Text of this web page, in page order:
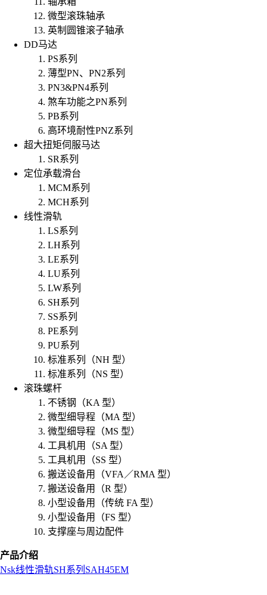
微型滚珠轴承
英制圆锥滚子轴承
DD马达
PS系列
薄型PN、PN2系列
PN3&PN4系列
煞车功能之PN系列
PB系列
高环境耐性PNZ系列
超大扭矩伺服马达
SR系列
定位承载滑台
MCM系列
MCH系列
线性滑轨
LS系列
LH系列
LE系列
LU系列
LW系列
SH系列
SS系列
PE系列
PU系列
标准系列（NH 型）
标准系列（NS 型）
滚珠螺杆
不锈钢（KA 型）
微型细导程（MA 型）
微型细导程（MS 型）
工具机用（SA 型）
工具机用（SS 型）
搬送设备用（VFA／RMA 型）
搬送设备用（R 型）
小型设备用（传统 FA 型）
小型设备用（FS 型）
支撑座与周边配件
产品介绍
Nsk线性滑轨SH系列 SAH45EM